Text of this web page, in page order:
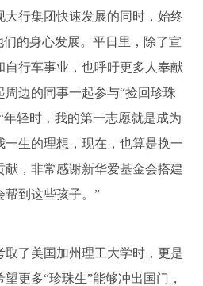
行集团快速发展的同时，始终
的身心发展。平日里，除了宣
自行车事业，也呼吁更多人奉献
边的同事一起参与“捡回珍珠
轻时，我的第一志愿就是成为
生的理想，现在，也算是换一
，非常感谢新华爱基金会搭建
帮到这些孩子。”
了美国加州理工大学时，更是
更多“珍珠生”能够冲出国门，